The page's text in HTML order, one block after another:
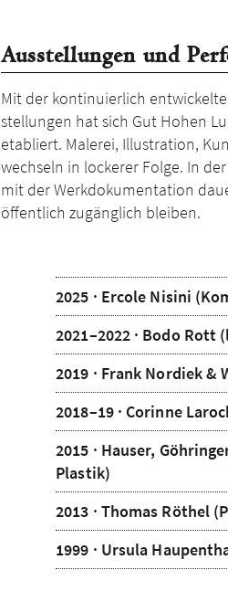
Ausstellungen und
Mit der kontinuierlich
stellungen hat sich Gut Hohen
etabliert. Malerei, Illustration,
wechseln in lockerer Folge. In
mit der Werkdokumentation
öffentlich zugänglich bleiben.
2025 · Ercole Nisini
2021–2022 · Bodo
2019 · Frank Nordiek
2018–19 · Corinne
2015 · Hauser,
Plastik)
2013 · Thomas Röthel
1999 · Ursula